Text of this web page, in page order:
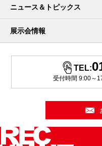
ニュース＆トピックス
展示会情報
TEL:
受付時間 9:00～